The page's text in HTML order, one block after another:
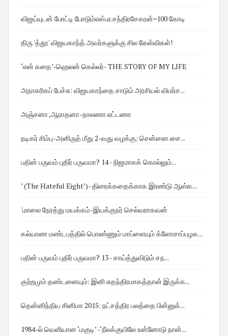
விஜய்யுடன் போட்டி போடும்எஸ்.ஏ.சந்திரசேகரன்=100 கோடி
திரு 'த்தூ' விஜயகாந்த் அவர்களுக்கு சில கேள்விகள்!
‘என் கதை’-ஹெலன் கெல்லர்- THE STORY OF MY LIFE
அநாகரிகப் பேச்சு: விஜயகாந்தை சாடும் அரசியல் விமர்ச...
அஞ்சனா ,ஆராதனா-நாலணா எட்டணா
நடிகர் சிம்பு-அனிருத் மீது 2-வது வழக்கு; சென்னை சை...
பதின் பருவம் புதிர் பருவமா? 14 - நிஜமாகக் கொல்லும்...
’ (The Hateful Eight’)- திரைக்கதைக்காக இரண்டு ஆஸ்க...
'மாலை நேரத்து மயக்கம்-இயக்குநர் செல்வராகவன்
கல்யாண மண்டபத்தில் பொண்ணும் மாப்ளையும் க்ளோசாப்பழக...
பதின் பருவம் புதிர் பருவமா? 13 - சாய்த்துவிடும் சந...
குற்றமும் தண்டனையும்: இனி சுதந்திரமாகத்தான் இருக்க...
தென்னிந்திய சினிமா 2015: நட்சத்திர பலத்தை பின்னுக்...
1984-ல் வெளியான ‘மகுடி’ -‘நீலக்குயிலே உன்னோடு நான்...